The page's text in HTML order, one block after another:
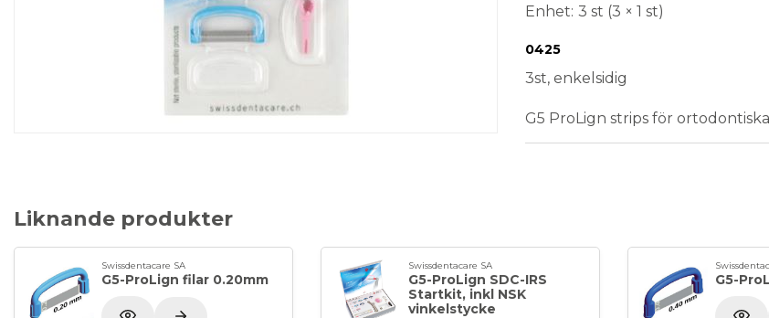
Enhet 3 st (3 × 1 st)
Medical Device
0425
3st, enkelsidig
G5 ProLign strips för
Liknande produkter
Swissdentacare SA
G5-ProLign filar 0.20mm
Swissdentacare SA
G5-ProLign SDC-IRS
Startkit, inkl NSK
vinkelstycke
G5-